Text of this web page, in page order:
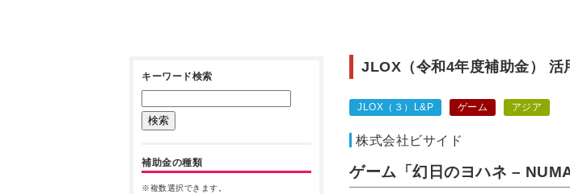
JLOX（令和4年度補助金） 活
JLOX（３）L&P ゲーム アジア
株式会社ビサイド
ゲーム「幻日のヨハネ –
キーワード検索
補助金の種類
※複数選択できます。